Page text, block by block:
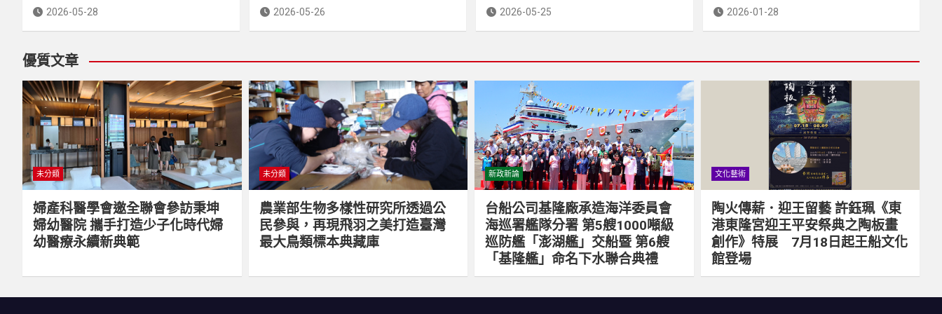
2026-05-28 2026-05-26 2026-05-25 2026-01-28
優質文章
未分類
婦產科醫學會邀全聯會參訪秉坤
婦幼醫院 攜手打造少子化時代婦
幼醫療永續新典範
未分類
農業部生物多樣性研究所透過公
民參與，再現飛羽之美打造臺灣
最大鳥類標本典藏庫
新政新論
台船公司基隆廠承造海洋委員會
海巡署艦隊分署 第5艘1000噸級
巡防艦「澎湖艦」交船暨 第6艘
「基隆艦」命名下水聯合典禮
文化藝術
陶火傳薪．迎王留藝 許鈺珮《東
港東隆宮迎王平安祭典之陶板畫
創作》特展 7月18日起王船文化
館登場